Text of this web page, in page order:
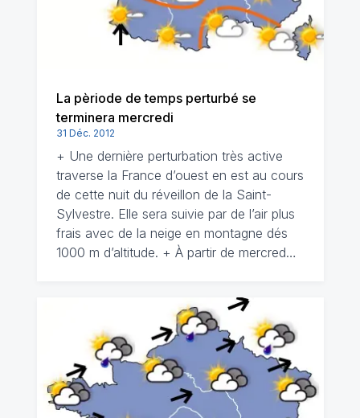
La pèriode de temps perturbé se
terminera mercredi
31 Déc. 2012
+ Une dernière perturbation très active
traverse la France d’ouest en est au cours
de cette nuit du réveillon de la Saint-
Sylvestre. Elle sera suivie par de l’air plus
frais avec de la neige en montagne dés
1000 m d’altitude. + À partir de mercred…